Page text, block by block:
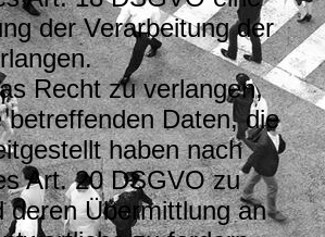
der Verarbeitung der
Recht zu verlangen,
betreffenden Daten, die
haben nach
Art. 20 DSGVO zu
deren Übermittlung an